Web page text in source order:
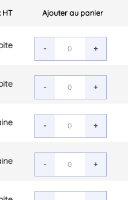
HT Ajouter au panier
- +
- +
- +
- +